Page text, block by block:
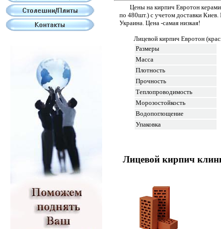
Лицевой кирпич Евротон
Размеры
Масса
Плотность
Прочность
Теплопроводимость
Морозостойкость
Водопоглощение
Упаковка
Лицевой кирпич
Цены на кирпич Евротон
по 480шт.) с учетом доставки
Украина. Цена -самая низкая!